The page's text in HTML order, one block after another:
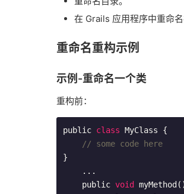
在 Grails 应用程序中重命名
重命名重构示例
示例-重命名一个类
重构前：
public class MyClass
{
// some code here
}
    public
void